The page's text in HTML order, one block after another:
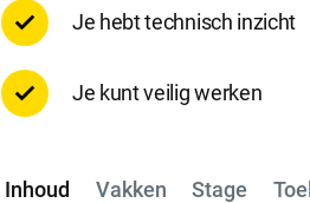
Je hebt technisch inzicht
Je kunt veilig werken
Inhoud Vakken Stage